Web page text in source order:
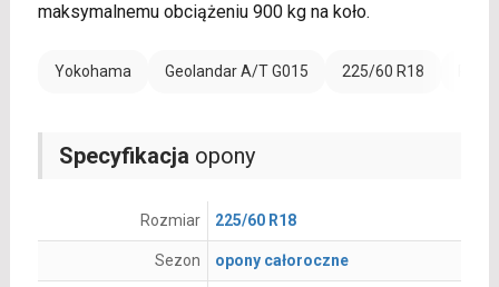
maksymalnemu obciążeniu 900 kg na koło.
Yokohama Geolandar A/T G015 225/60 R18
Specyfikacja opony
Rozmiar 225/60 R18
Sezon opony całoroczne